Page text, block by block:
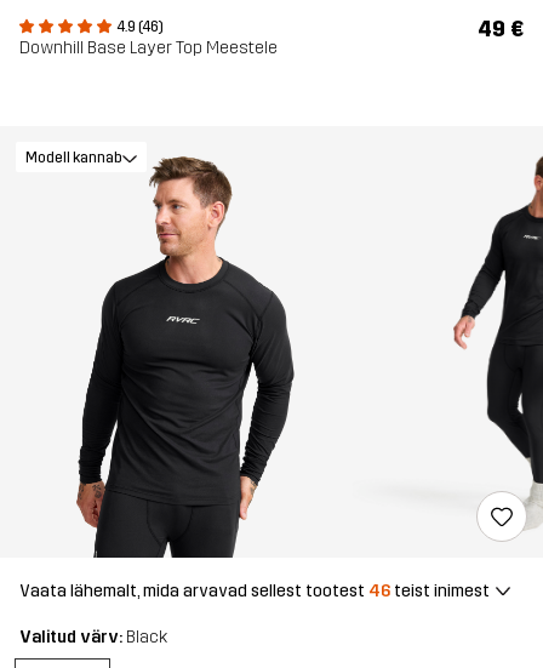
4.9 (46)
Downhill Base Layer Top Meestele
49 €
Modell kannab
Vaata lähemalt, mida arvavad sellest tootest 46 teist inimest
Valitud värv: Black